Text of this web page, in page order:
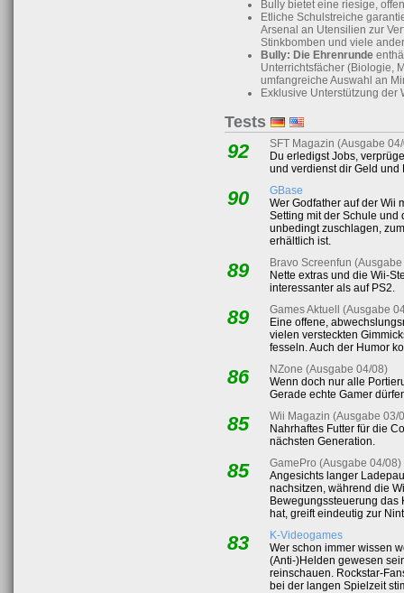
Bully bietet eine riesige,
Etliche Schulstreiche
Arsenal an Utensilien zur
Stinkbomben und viele
Bully: Die Ehrenrunde
Unterrichtsfächer (Biologie,
umfangreiche Auswahl an
Exklusive Unterstützung der
Tests
92
SFT Magazin (Ausgabe
Du erledigst Jobs,
und verdienst dir Geld und
90
GBase
Wer Godfather auf der Wii
Setting mit der Schule und
unbedingt zuschlagen,
erhältlich ist.
89
Bravo Screenfun
Nette extras und die Wii-
interessanter als auf PS2.
89
Games Aktuell (Ausgabe
Eine offene,
vielen versteckten
fesseln. Auch der Humor
86
NZone (Ausgabe 04/08)
Wenn doch nur alle
Gerade echte Gamer
85
Wii Magazin (Ausgabe 03/
Nahrhaftes Futter für die
nächsten Generation.
85
GamePro (Ausgabe 04/08)
Angesichts langer
nachsitzen, während die
Bewegungssteuerung das
hat, greift eindeutig zur
83
K-Videogames
Wer schon immer wissen
(Anti-)Helden gewesen
reinschauen. Rockstar-
bei der langen Spielzeit